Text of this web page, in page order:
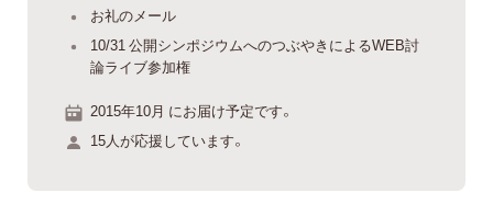
お礼のメール
10/31 公開シンポジウムへのつぶやきによるWEB討
論ライブ参加権
2015年10月 にお届け予定です。
15人が応援しています。